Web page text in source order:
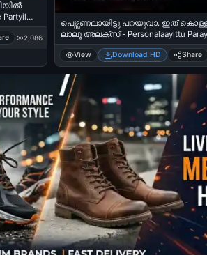
Partyil
2,086
പെഴ്സണലായിട്ടു പറയുവാ. ഇത്
ലാലു അലക്സ് - Personalaayittu
Ith Kollaam. Lalu Alex
View Download HD Share